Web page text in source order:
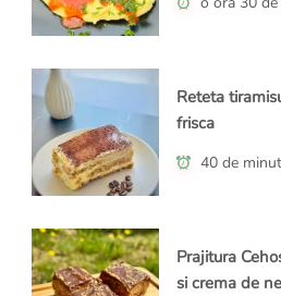
Reteta
frisca
40 de
Prajitura
si crema de